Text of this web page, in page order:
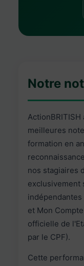
Notre
meilleures
formation en
nos stagiaires
exclusivement
et Mon
officielle de
par le CPF).
Cette